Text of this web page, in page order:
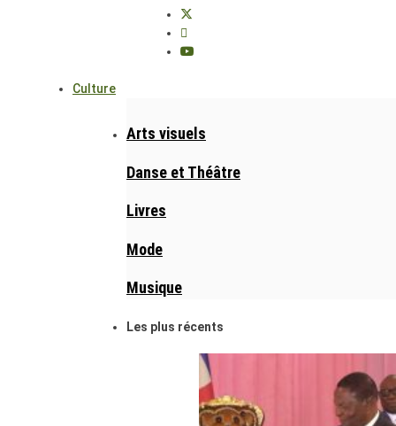
Culture
Arts visuels
Danse et Théâtre
Livres
Mode
Musique
Les plus récents